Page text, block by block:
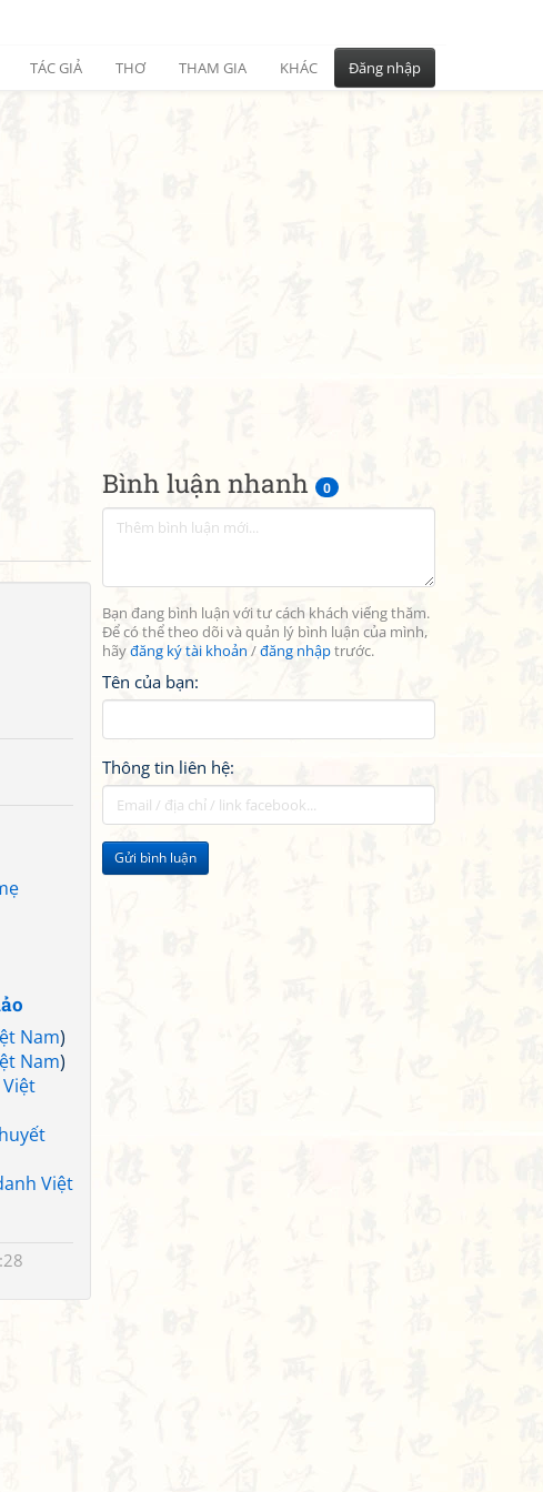
TÁC GIẢ THƠ THAM GIA KHÁC Đăng nhập
Bình luận nhanh 0
Bạn đang bình luận với tư cách khách viếng thăm.
Để có thể theo dõi và quản lý bình luận của mình,
hãyđăng ký tài khoản /đăng nhậptrước.
Tên của bạn:
Thông tin liên hệ:
Gửi bình luận
Nam)
Nam)
Việt